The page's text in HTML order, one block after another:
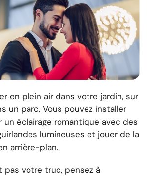
en plein air dans votre jardin, sur
un parc. Vous pouvez installer
un éclairage romantique avec des
lumineuses et jouer de la
arrière-plan.
pas votre truc, pensez à